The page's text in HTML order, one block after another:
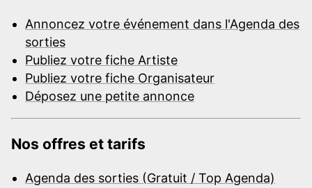
Annoncez votre événement dans l'Agenda des
sorties
Publiez votre fiche Artiste
Publiez votre fiche Organisateur
Déposez une petite annonce
Nos offres et tarifs
Agenda des sorties (Gratuit / Top Agenda)